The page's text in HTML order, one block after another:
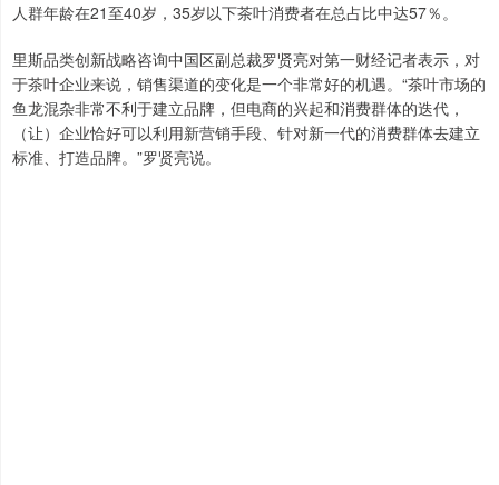
人群年龄在21至40岁，35岁以下茶叶消费者在总占比中达57％。
里斯品类创新战略咨询中国区副总裁罗贤亮对第一财经记者表示，对
于茶叶企业来说，销售渠道的变化是一个非常好的机遇。“茶叶市场的
鱼龙混杂非常不利于建立品牌，但电商的兴起和消费群体的迭代，
（让）企业恰好可以利用新营销手段、针对新一代的消费群体去建立
标准、打造品牌。”罗贤亮说。